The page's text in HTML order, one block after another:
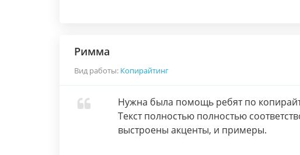
Римма
Вид работы: Копирайтинг
Нужна была помощь ребят по
Текст полностью полностью
выстроены акценты, и примеры.